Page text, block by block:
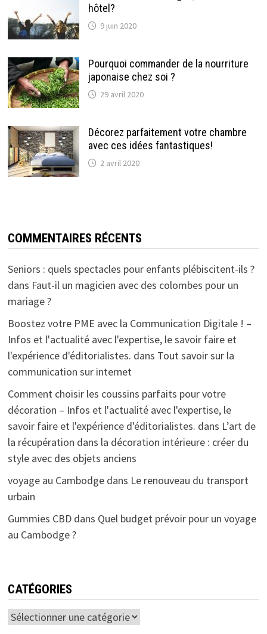
hôtel?
9 juin 2020
Pourquoi commander de la nourriture
japonaise chez soi ?
29 avril 2020
Décorez parfaitement votre chambre
avec ces idées fantastiques!
2 avril 2020
COMMENTAIRES RÉCENTS
Seniors : quels spectacles pour enfants plébiscitent-ils ?
dans Faut-il un magicien avec des colombes pour un
mariage ?
Boostez votre PME avec la Communication Digitale ! –
Infos et l'actualité avec l'expertise, le savoir faire et
l'expérience d'éditorialistes. dans Tout savoir sur la
communication sur internet
Comment choisir les coussins parfaits pour votre
décoration – Infos et l'actualité avec l'expertise, le
savoir faire et l'expérience d'éditorialistes. dans L’art de
la récupération dans la décoration intérieure : créer du
style avec des objets anciens
voyage au Cambodgedans Le renouveau du transport
urbain
Gummies CBDdans Quel budget prévoir pour un voyage
au Cambodge ?
CATÉGORIES
Catégories